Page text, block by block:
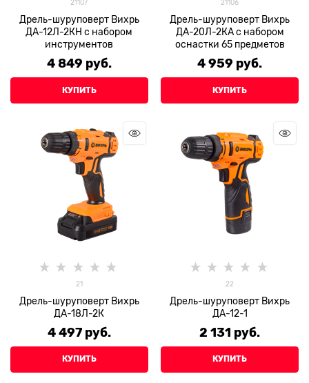
21107
Дрель-шуруповерт Вихрь
ДА-12Л-2КН с набором
инструментов
4 849 руб.
КУПИТЬ
21106
Дрель-шуруповерт Вихрь
ДА-20Л-2КА с набором
оснастки 65 предметов
4 959 руб.
КУПИТЬ
21
Дрель-шуруповерт Вихрь
ДА-18Л-2К
4 497 руб.
КУПИТЬ
22
Дрель-шуруповерт Вихрь
ДА-12-1
2 131 руб.
КУПИТЬ